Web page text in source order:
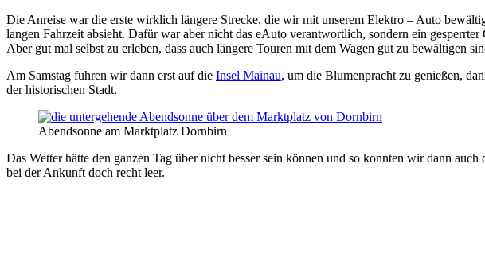
Die Anreise war die erste wirklich längere Strecke, die wir mit unserem Elektro – Auto
langen Fahrzeit absieht. Dafür war aber nicht das eAuto verantwortlich, sondern ein
Aber gut mal selbst zu erleben, dass auch längere Touren mit dem Wagen gut zu bewältigen
Am Samstag fuhren wir dann erst auf die Insel Mainau, um die Blumenpracht zu genießen,
der historischen Stadt.
Abendsonne am Marktplatz Dornbirn
Das Wetter hätte den ganzen Tag über nicht besser sein können und so konnten wir dann
bei der Ankunft doch recht leer.